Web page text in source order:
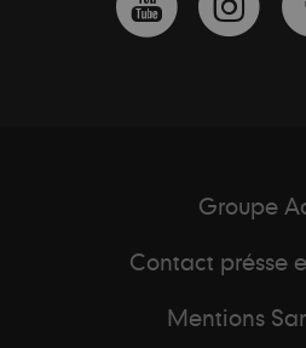
Groupe
Contact présse
Mentions